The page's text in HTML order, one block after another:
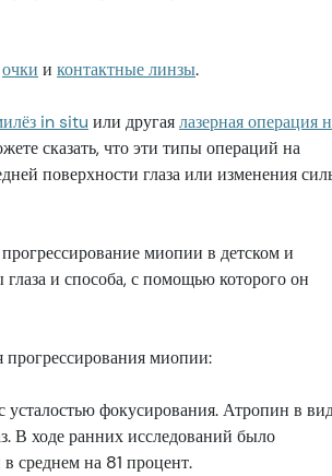
очки и контактные линзы.
in situ или другаялазерная операция
сказать, что эти типы операций на
поверхности глаза или изменения
миопии в детском и
и способа, с помощью которого он
прогрессирования миопии:
усталостью фокусирования. Атропин в
В ходе ранних исследований было
среднем на 81 процент.